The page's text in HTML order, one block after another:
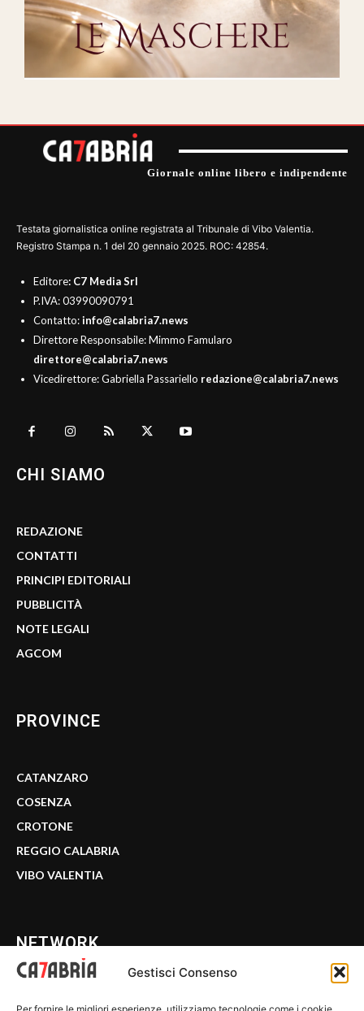
Gestisci Consenso
Giornale online libero e indipendente
Testata giornalistica online registrata al Tribunale di Vibo Valentia.
Registro Stampa n. 1 del 20 gennaio 2025. ROC: 42854.
Editore: C7 Media Srl
P.IVA: 03990090791
Contatto:info@calabria7.news
Direttore Responsabile: Mimmo Famularo
direttore@calabria7.news
Vicedirettore: Gabriella Passariello redazione@calabria7.news
CHI SIAMO
REDAZIONE
CONTATTI
PRINCIPI EDITORIALI
PUBBLICITÀ
NOTE LEGALI
AGCOM
PROVINCE
CATANZARO
COSENZA
CROTONE
REGGIO CALABRIA
VIBO VALENTIA
NETWORK